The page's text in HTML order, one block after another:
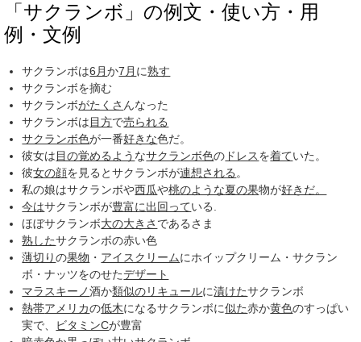
「サクランボ」の例文・使い方・用
例・文例
サクランボは6月か7月 に熟す
サクランボを摘む
サクランボがたくさ んなった
サクランボは目方で売られる
サクランボ色が一番好きな色だ。
彼女は目の覚めるよう なサクランボ色の ドレスを着ていた。
彼女の顔を見るとサクランボが連想される。
私の娘はサクランボや西瓜や桃のような夏の果物が好きだ。
今はサクランボが豊富に出回っている.
ほぼサクランボ大の大きさ であるさま
熟したサクランボの赤い色
薄切りの果物 ・ アイスクリームにホイップクリーム・サクラン
ボ・ナッツをのせたデザート
マラスキーノ酒か類似のリキュールに漬けたサクランボ
熱帯アメリカの低木になるサクランボに似た赤か黄色のすっぱい
実で、
ビタミンCが豊富